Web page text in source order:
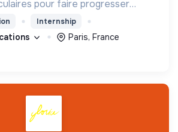
pour faire progresser
en favorisant la coopération
innovantes et les acteurs
Internship
Paris, France